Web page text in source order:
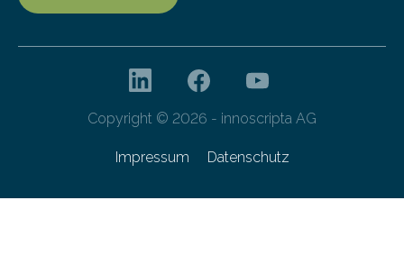
Copyright © 2026 - innoscripta AG
Impressum Datenschutz